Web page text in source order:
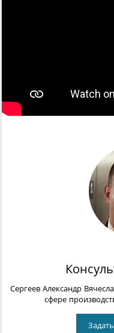
Сергеев Александр
сфере